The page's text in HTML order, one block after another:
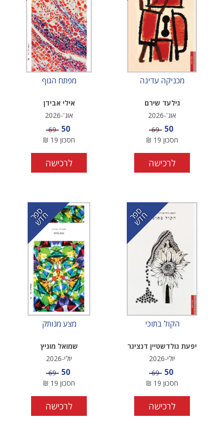
מכניקה עדינה
גילעד שירם
אוג'-2026
מחיר מבצע
50 מחיר
69
חסכון 19
₪
לרכישה
מפתח הגוף
אילי אבידן
אוג'-2026
מחיר מבצע
50 מחיר
69
חסכון 19
₪
לרכישה
ס
פ
ר
ח
ד
ש
הקול בתוכי
יפעת גולדשטיין דנציגר
יולי-2026
מחיר מבצע
50 מחיר
69
חסכון 19
₪
לרכישה
ס
פ
ר
ח
ד
ש
מצע מנותק
שמואל מוניץ
יולי-2026
מחיר מבצע
50 מחיר
69
חסכון 19
₪
לרכישה